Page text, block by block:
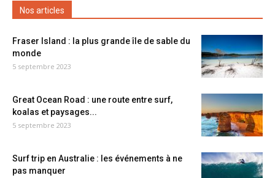
Nos articles
Fraser Island : la plus grande île de sable du
monde
5 septembre 2023
Great Ocean Road : une route entre surf,
koalas et paysages...
5 septembre 2023
Surf trip en Australie : les événements à ne
pas manquer